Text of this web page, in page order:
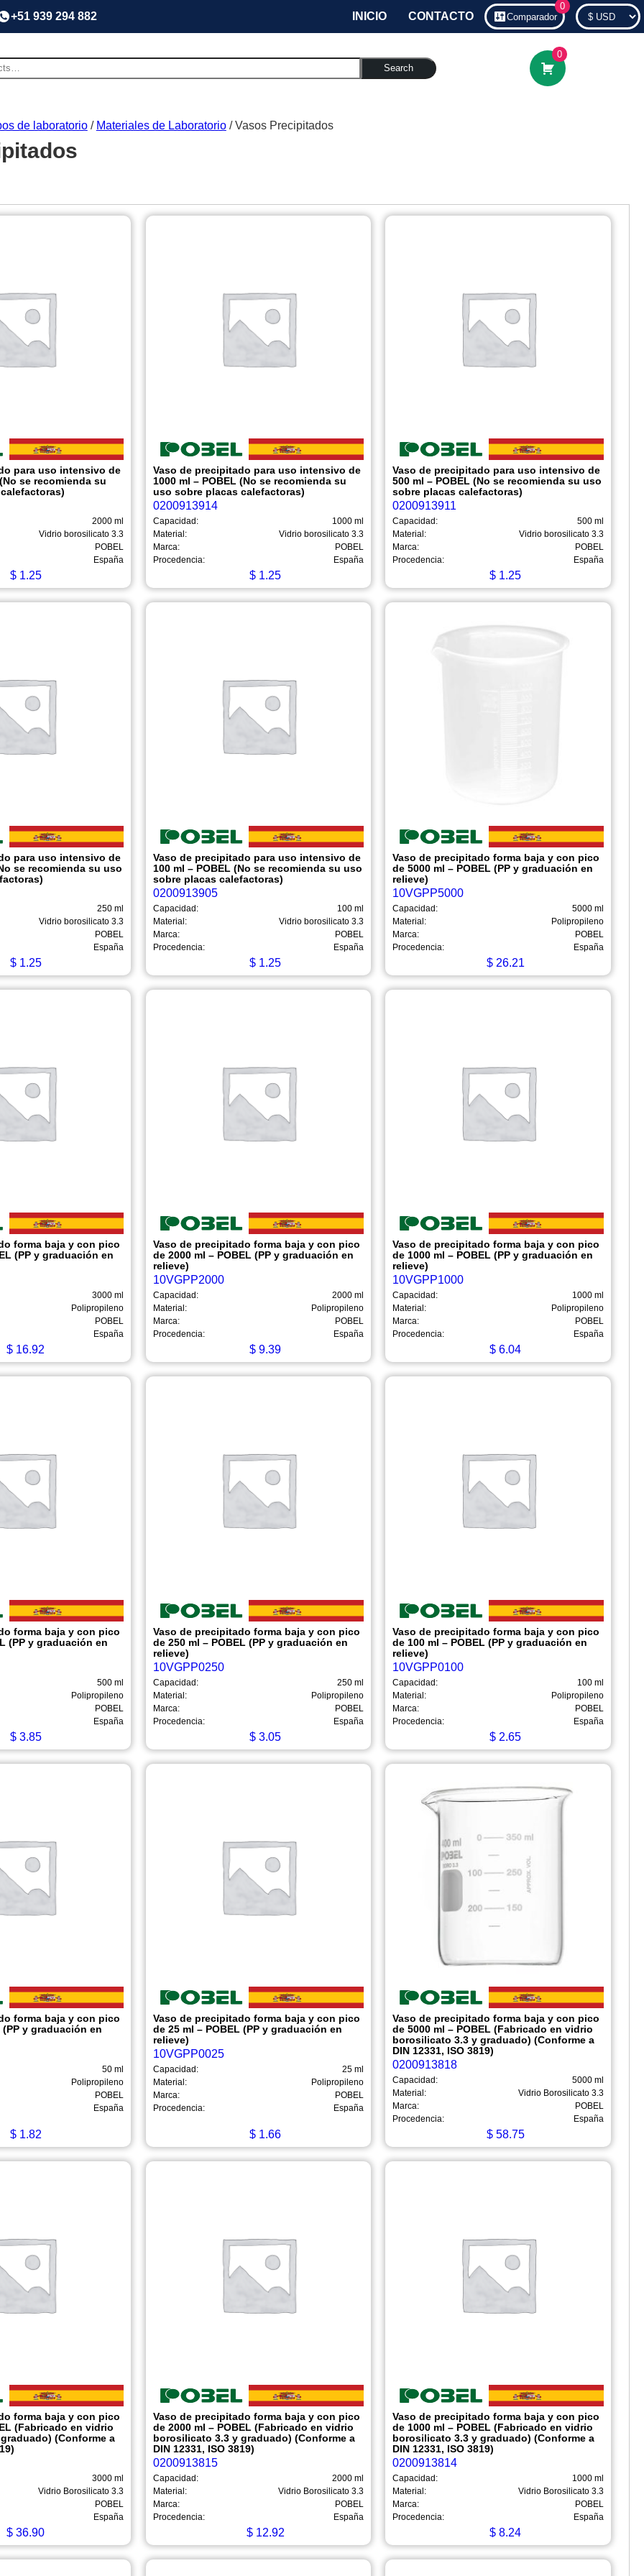
+51 939 294 882 INICIO CONTACTO
0
Comparador
Search
0
de laboratorio/ Materiales de Laboratorio/ Vasos Precipitados
para uso intensivo de
se recomienda su
2000 ml
Vidrio borosilicato 3.3
POBEL
España
$1.25
Vaso de precipitado para uso intensivo de
1000 ml – POBEL (No se recomienda su
uso sobre placas calefactoras)
0200913914
Capacidad:
1000 ml
Material:
Vidrio borosilicato 3.3
Marca:
POBEL
Procedencia:
España
$ 1.25
Vaso de precipitado para uso intensivo de
500 ml – POBEL (No se recomienda su uso
sobre placas calefactoras)
0200913911
Capacidad:
500 ml
Material:
Vidrio borosilicato 3.3
Marca:
POBEL
Procedencia:
España
$ 1.25
para uso intensivo de
se recomienda su uso
250 ml
Vidrio borosilicato 3.3
POBEL
España
$1.25
Vaso de precipitado para uso intensivo de
100 ml – POBEL (No se recomienda su uso
sobre placas calefactoras)
0200913905
Capacidad:
100 ml
Material:
Vidrio borosilicato 3.3
Marca:
POBEL
Procedencia:
España
$ 1.25
Vaso de precipitado forma baja y con pico
de 5000 ml – POBEL (PP y graduación en
relieve)
10VGPP5000
Capacidad:
5000 ml
Material:
Polipropileno
Marca:
POBEL
Procedencia:
España
$26.21
forma baja y con pico
(PP y graduación en
3000 ml
Polipropileno
POBEL
España
$ 16.92
Vaso de precipitado forma baja y con pico
de 2000 ml – POBEL (PP y graduación en
relieve)
10VGPP2000
Capacidad:
2000 ml
Material:
Polipropileno
Marca:
POBEL
Procedencia:
España
$ 9.39
Vaso de precipitado forma baja y con pico
de 1000 ml – POBEL (PP y graduación en
relieve)
10VGPP1000
Capacidad:
1000 ml
Material:
Polipropileno
Marca:
POBEL
Procedencia:
España
$ 6.04
forma baja y con pico
(PP y graduación en
500 ml
Polipropileno
POBEL
España
$3.85
Vaso de precipitado forma baja y con pico
de 250 ml – POBEL (PP y graduación en
relieve)
10VGPP0250
Capacidad:
250 ml
Material:
Polipropileno
Marca:
POBEL
Procedencia:
España
$ 3.05
Vaso de precipitado forma baja y con pico
de 100 ml – POBEL (PP y graduación en
relieve)
10VGPP0100
Capacidad:
100 ml
Material:
Polipropileno
Marca:
POBEL
Procedencia:
España
$ 2.65
forma baja y con pico
(PP y graduación en
50 ml
Polipropileno
POBEL
España
$1.82
Vaso de precipitado forma baja y con pico
de 25 ml – POBEL (PP y graduación en
relieve)
10VGPP0025
Capacidad:
25 ml
Material:
Polipropileno
Marca:
POBEL
Procedencia:
España
$ 1.66
Vaso de precipitado forma baja y con pico
de 5000 ml – POBEL (Fabricado en vidrio
borosilicato 3.3 y graduado) (Conforme a
DIN 12331, ISO 3819)
0200913818
Capacidad:
5000 ml
Material:
Vidrio Borosilicato 3.3
Marca:
POBEL
Procedencia:
España
$58.75
forma baja y con pico
(Fabricado en vidrio
(Conforme a
3000 ml
Vidrio Borosilicato 3.3
POBEL
España
$ 36.90
Vaso de precipitado forma baja y con pico
de 2000 ml – POBEL (Fabricado en vidrio
borosilicato 3.3 y graduado) (Conforme a
DIN 12331, ISO 3819)
0200913815
Capacidad:
2000 ml
Material:
Vidrio Borosilicato 3.3
Marca:
POBEL
Procedencia:
España
$12.92
Vaso de precipitado forma baja y con pico
de 1000 ml – POBEL (Fabricado en vidrio
borosilicato 3.3 y graduado) (Conforme a
DIN 12331, ISO 3819)
0200913814
Capacidad:
1000 ml
Material:
Vidrio Borosilicato 3.3
Marca:
POBEL
Procedencia:
España
$ 8.24